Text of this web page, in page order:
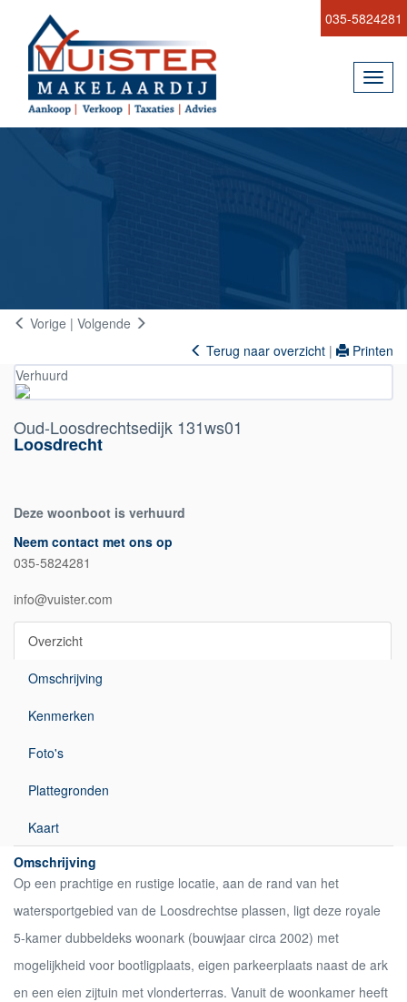
035-5824281
Vorige | Volgende
Terug naar overzicht |
Printen
Verhuurd
Oud-Loosdrechtsedijk 131ws01
Loosdrecht
Deze woonboot is verhuurd
Neem contact met ons op
035-5824281
info@vuister.com
Overzicht
Omschrijving
Kenmerken
Foto's
Plattegronden
Kaart
Omschrijving
Op een prachtige en rustige locatie, aan de rand van het
watersportgebied van de Loosdrechtse plassen, ligt deze royale
5-kamer dubbeldeks woonark (bouwjaar circa 2002) met
mogelijkheid voor bootligplaats, eigen parkeerplaats naast de ark
en een eien zijtuin met vlonderterras. Vanuit de woonkamer heeft